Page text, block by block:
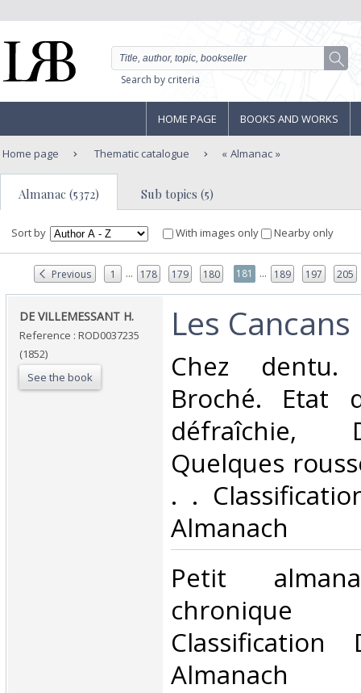
Search by criteria
HOME PAGE BOOKS AND WORKS
Home page Thematic catalogue Almanac
Almanac (5372) Sub topics (5)
Sort by With images only Nearby only
Previous 1 ... 178 179 180 181 ... 189 197 205
‎DE VILLEMESSANT H.‎
Reference : ROD0037235
(1852)
See the book
‎Les Cancans‎
‎Chez dentu.
Broché. Etat
défraîchie,
Quelques
. .
Almanach‎
‎Petit
Almanach‎